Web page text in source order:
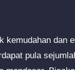
kemudahan dan
pula